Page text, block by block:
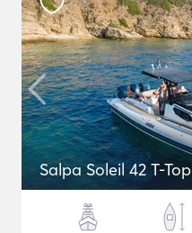
Salpa Soleil 42 T-Top